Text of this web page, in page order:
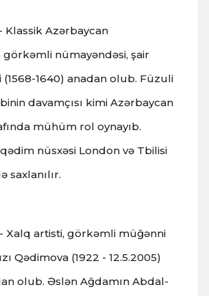
Klassik Azərbaycan
görkəmli nümayəndəsi, şair
(1568-1640) anadan olub. Füzuli
davamçısı kimi Azərbaycan
mühüm rol oynayıb.
qədim nüsxəsi London və Tbilisi
saxlanılır.
- Xalq artisti, görkəmli müğənni
Qədimova (1922 - 12.5.2005)
olub. Əslən Ağdamın Abdal-